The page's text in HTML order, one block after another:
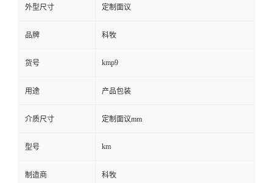
外型尺寸 定制面议
品牌 科牧
货号 kmp9
用途 产品包装
介质尺寸 定制面议mm
型号 km
制造商 科牧